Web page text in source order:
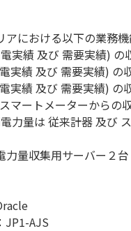
における以下の業務機
実績 及び 需要実績) の
績 及び 需要実績) の
績 及び 需要実績) の
ートメーターからの収
量は 従来計器 及び ス
量収集用サーバー２台
JP1-AJS